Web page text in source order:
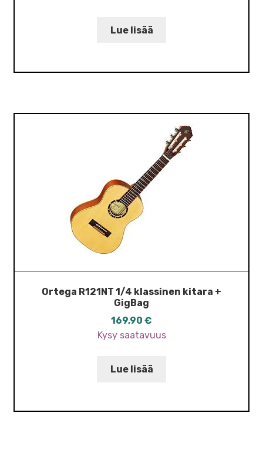
Lue lisää
Ortega R121NT 1/4 klassinen kitara +
GigBag
169,90 €
Kysy saatavuus
Lue lisää